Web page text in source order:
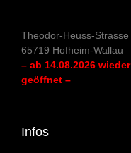
Theodor-Heuss-Strasse
65719 Hofheim-Wallau
– ab 14.08.2026 wieder
geöffnet –
Infos